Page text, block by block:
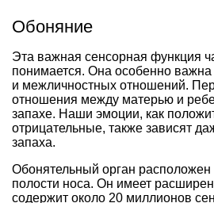
Обоняние
Эта важная сенсорная функция
понимается. Она особенно
и межличностных отношений.
отношения между матерью и
запахе. Наши эмоции, как
отрицательные, также зависят
запаха.
Обонятельный орган расположен
полости носа. Он имеет
содержит около 20 миллионов